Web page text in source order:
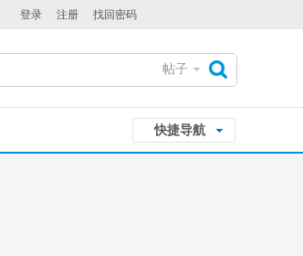
登录 注册 找回密码
帖子
快捷导航